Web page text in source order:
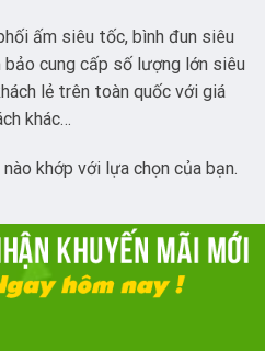
i ấm siêu tốc, bình đun siêu
cung cấp số lượng lớn siêu
lẻ trên toàn quốc với giá
khác…
khớp với lựa chọn của bạn.